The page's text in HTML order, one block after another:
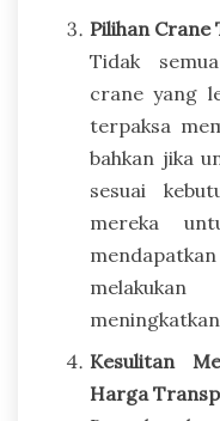
Pilihan Crane
Tidak
crane yang
terpaksa
bahkan jika
sesuai
mereka
Kesulitan
Harga